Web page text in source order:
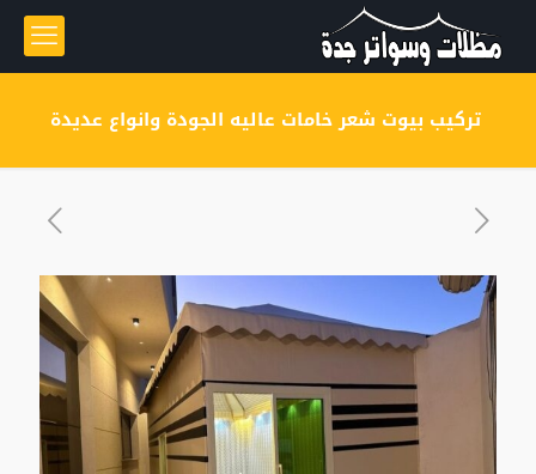
تركيب بيوت شعر خامات عاليه الجودة وانواع عديدة